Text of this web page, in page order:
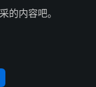
的内容吧。